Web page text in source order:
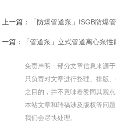
上一篇： 「防爆管道泵」ISGB防爆
一篇： 「管道泵」立式管道离心泵
免责声明：部分文章信息来源
只负责对文章进行整理、排版
之目的，并不意味着赞同其观
本站文章和转稿涉及版权等问
我们会尽快处理。